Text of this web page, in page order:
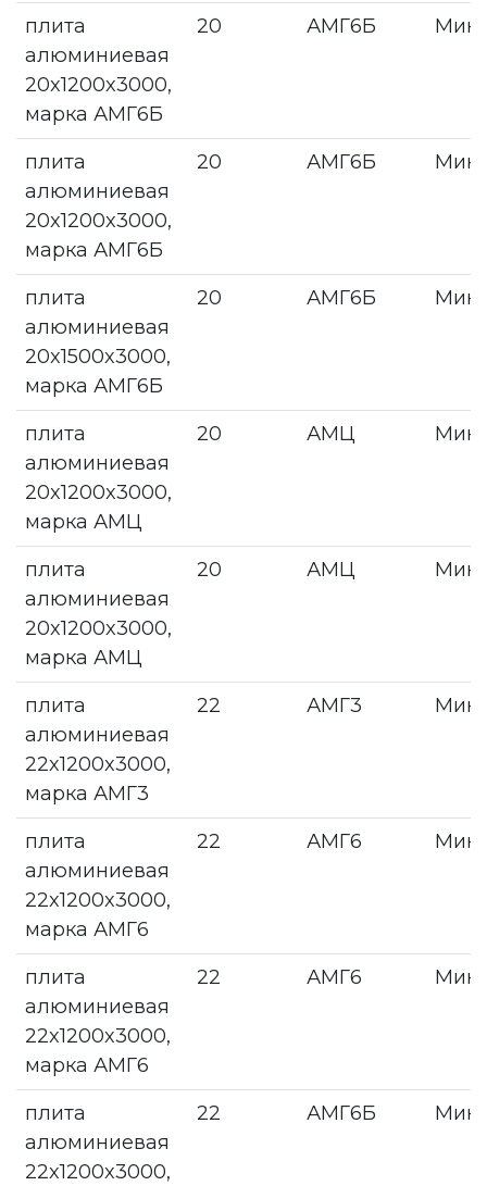
плита
алюминиевая
20x1200x3000,
марка АМГ6Б
20 АМГ6Б
плита
алюминиевая
20x1200x3000,
марка АМГ6Б
20 АМГ6Б
плита
алюминиевая
20x1500x3000,
марка АМГ6Б
20 АМГ6Б
плита
алюминиевая
20x1200x3000,
марка АМЦ
20 АМЦ
плита
алюминиевая
20x1200x3000,
марка АМЦ
20 АМЦ
плита
алюминиевая
22x1200x3000,
марка АМГ3
22 АМГ3
плита
алюминиевая
22x1200x3000,
марка АМГ6
22 АМГ6
плита
алюминиевая
22x1200x3000,
марка АМГ6
22 АМГ6
плита
алюминиевая
22x1200x3000,
22 АМГ6Б